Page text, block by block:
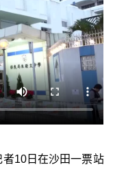
10日在沙田一票站